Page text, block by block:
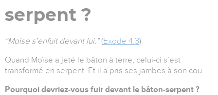
serpent ?
“Moïse s’enfuit devant lui.”(Exode 4.3)
Quand Moïse a jeté le bâton à terre, celui-ci s’est
transformé en serpent. Et il a pris ses jambes à son cou.
Pourquoi devriez-vous fuir devant le bâton-serpent ?